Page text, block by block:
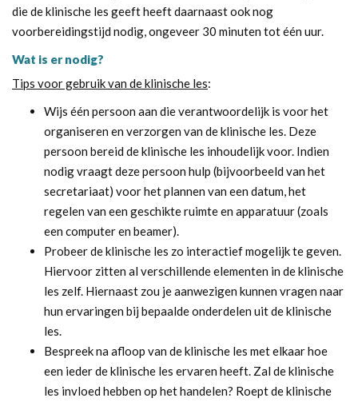
die de klinische les geeft heeft daarnaast ook nog
voorbereidingstijd nodig, ongeveer 30 minuten tot één uur.
Wat is er nodig?
Tips voor gebruik van de klinische les:
Wijs één persoon aan die verantwoordelijk is voor het
organiseren en verzorgen van de klinische les. Deze
persoon bereid de klinische les inhoudelijk voor. Indien
nodig vraagt deze persoon hulp (bijvoorbeeld van het
secretariaat) voor het plannen van een datum, het
regelen van een geschikte ruimte en apparatuur (zoals
een computer en beamer).
Probeer de klinische les zo interactief mogelijk te geven.
Hiervoor zitten al verschillende elementen in de klinische
les zelf. Hiernaast zou je aanwezigen kunnen vragen naar
hun ervaringen bij bepaalde onderdelen uit de klinische
les.
Bespreek na afloop van de klinische les met elkaar hoe
een ieder de klinische les ervaren heeft. Zal de klinische
les invloed hebben op het handelen? Roept de klinische